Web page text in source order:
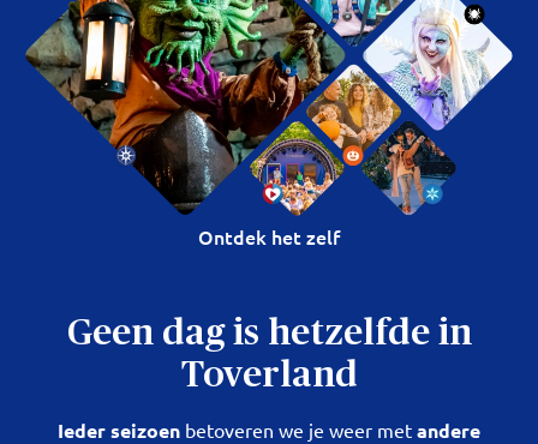
Ontdek het zelf
Geen dag is hetzelfde in
Toverland
Ieder seizoen betoveren we je weer met andere